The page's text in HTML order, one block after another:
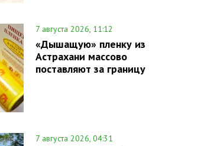
7 августа 2026, 11:12
«Дышащую» пленку из
Астрахани массово
поставляют за границу
7 августа 2026, 04:31